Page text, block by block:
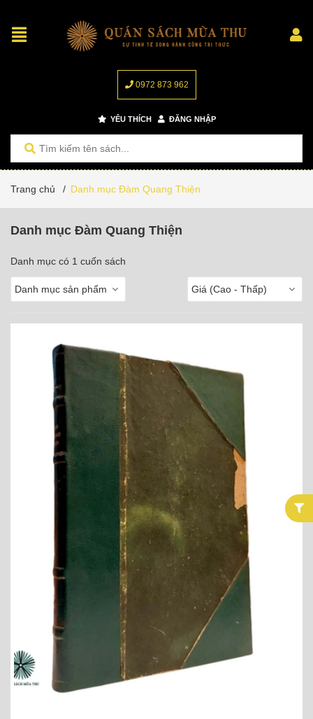
0972 873 962
YÊU THÍCH ĐĂNG NHẬP
Trang chủ / Danh mục Đàm Quang Thiện
Danh mục Đàm Quang Thiện
Danh mục có 1 cuốn sách
Danh mục sản phẩm Giá (Cao - Thấp)